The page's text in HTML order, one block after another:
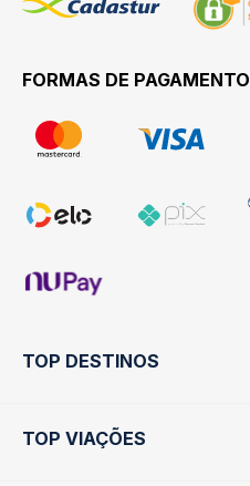
FORMAS DE PAGAMENTO
TOP DESTINOS
Ônibus Rio de Janeiro
TOP VIAÇÕES